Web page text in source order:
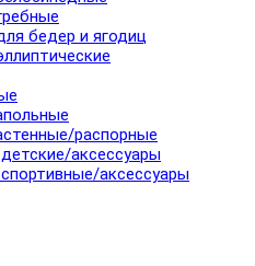
бедер и ягодиц
распорные
аксессуары
аксессуары